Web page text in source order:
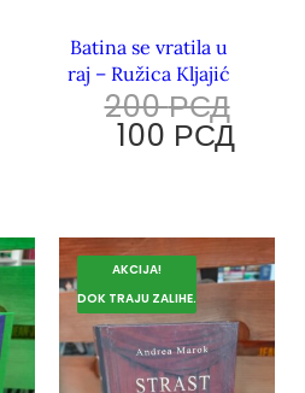
Batina se vratila u
raj – Ružica Kljajić
200РСД
100 РСД
AKCIJA!
DOK TRAJU ZALIHE.